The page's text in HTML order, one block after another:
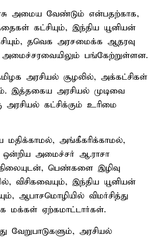
அமைய வேண்டும் என்பதற்காக,
கட்சியும், இந்திய யூனியன்
தவெக அரசமைக்க ஆதரவு
அமைச்சரவையிலும் பங்கேற்றுள்ளன.
அரசியல் சூழலில், அக்கட்சிகள்
இத்தகைய அரசியல் முடிவை
கட்சிக்கும் உரிமை
அங்கீகரிக்காமல்,
ஒன்றிய அமைச்சர் ஆ.ராசா
பெண்களை இழிவு
விசிகவையும், இந்திய யூனியன்
ஆபாசமொழியில் விமர்சித்து
மக்கள் ஏற்கமாட்டார்கள்.
வேறுபாடுகளும், அரசியல்